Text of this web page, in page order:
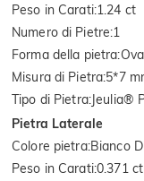
Peso in Carati:1.24 ct
Numero di Pietre:1
Forma della pietra:
Misura di Pietra:5*7
Tipo di Pietra:Jeulia®
Pietra Laterale
Colore pietra:Bianco
Peso in Carati:0.371 ct